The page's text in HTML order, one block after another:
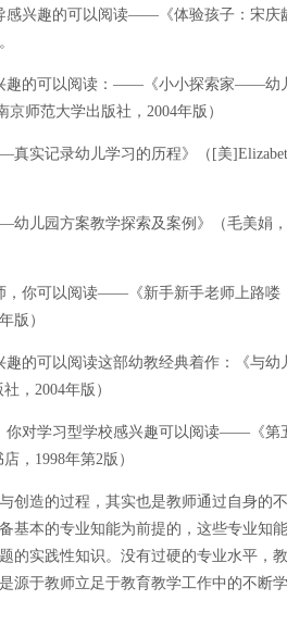
兴趣的可以阅读——《体验孩子：宋庆
的可以阅读：——《小小探索家——幼儿
京师范大学出版社，2004年版）
录幼儿学习的历程》（[美]Elizabeth
园方案教学探索及案例》（毛美娟，
你可以阅读——《新手新手老师上路喽
版）
的可以阅读这部幼教经典着作：《与
，2004年版）
对学习型学校感兴趣可以阅读——《第
，1998年第2版）
造的过程，其实也是教师通过自身的
基本的专业知能为前提的，这些专业知
的实践性知识。没有过硬的专业水平，
源于教师立足于教育教学工作中的不断